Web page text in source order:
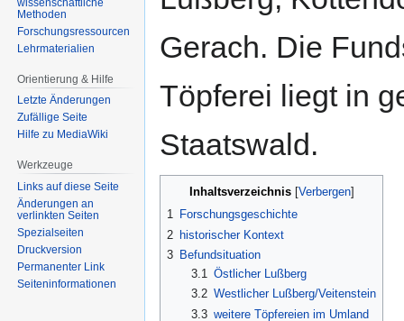
Gerach. Die
Töpferei liegt in
Staatswald.
Inhaltsverzeichnis
1 Forschungsgeschichte
2 historischer Kontext
3 Befundsituation
3.1 Östlicher Lußberg
3.2 Westlicher Lußberg/Veitenstein
3.3 weitere Töpfereien im Umland
Methoden
Forschungsressourcen
Lehrmaterialien
Orientierung & Hilfe
Letzte Änderungen
Zufällige Seite
Hilfe zu MediaWiki
Werkzeuge
Links auf diese Seite
Änderungen an
verlinkten Seiten
Spezialseiten
Druckversion
Permanenter Link
Seiten­­informationen